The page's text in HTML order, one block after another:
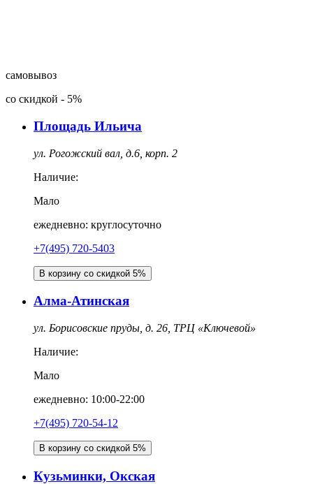
самовывоз
со скидкой - 5%
Площадь Ильича
ул. Рогожский вал, д.6, корп. 2
Наличие:
Мало
ежедневно: круглосуточно
+7(495) 720-5403
В корзину со скидкой 5%
Алма-Атинская
ул. Борисовские пруды, д. 26, ТРЦ «Ключевой»
Наличие:
Мало
ежедневно: 10:00-22:00
+7(495) 720-54-12
В корзину со скидкой 5%
Кузьминки, Окская